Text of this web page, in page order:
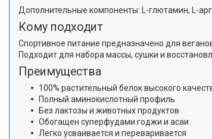
Дополнительные компоненты: L-глютамин, L-
Кому подходит
Спортивное питание предназначено для
Подходит для набора массы, сушки и
Преимущества
100% растительный белок высокого
Полный аминокислотный профиль
Без лактозы и животных продуктов
Обогащен суперфудами годжи и асаи
Легко усваивается и переваривается